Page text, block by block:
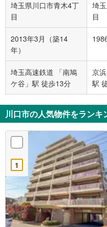
埼玉県川口市青木4丁
目
埼
目
2013年3月（築14
年）
埼玉高速鉄道 「南鳩
ケ谷」駅 徒歩13分
京
駅
川口市の人気物件をランキ
1